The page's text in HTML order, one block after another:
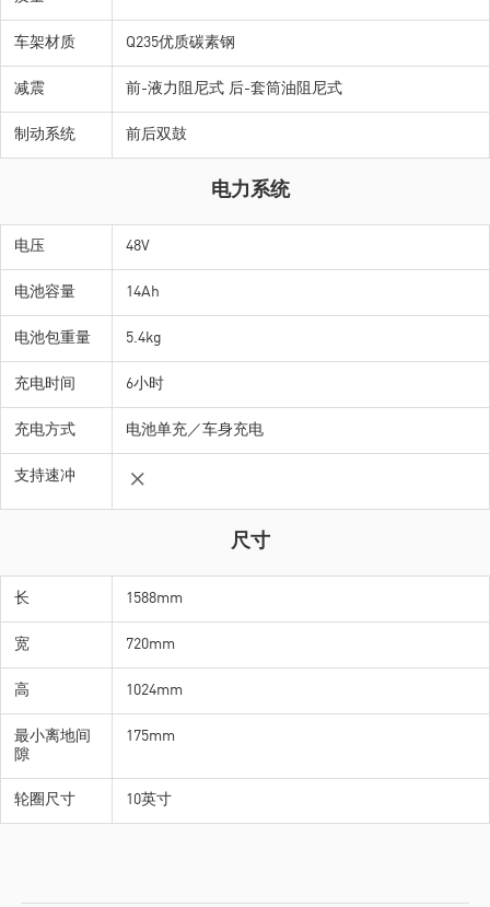
车架材质 Q235优质碳素钢
减震 前-液力阻尼式 后-套筒油阻尼式
制动系统 前后双鼓
车架材质 Q235优质碳素钢
减震 前-液力阻尼式 后-套筒油阻尼式
制动系统 前后双鼓
电力系统
电压 48V
电池容量 14Ah
电池包重量 5.4kg
充电时间 6小时
充电方式 电池单充／车身充电
支持速冲
电压 48V
电池容量 14Ah
电池包重量 5.4kg
充电时间 6小时
充电方式 电池单充／车身充电
支持速冲
尺寸
长 1588mm
宽 720mm
高 1024mm
最小离地间
隙
175mm
轮圈尺寸 10英寸
长 1588mm
宽 720mm
高 1024mm
最小离地间
隙
175mm
轮圈尺寸 10英寸